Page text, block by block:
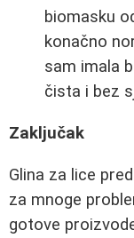
biomasku
konačno
sam imala
čista i bez
Zaključak
Glina za lice
za mnoge
gotove